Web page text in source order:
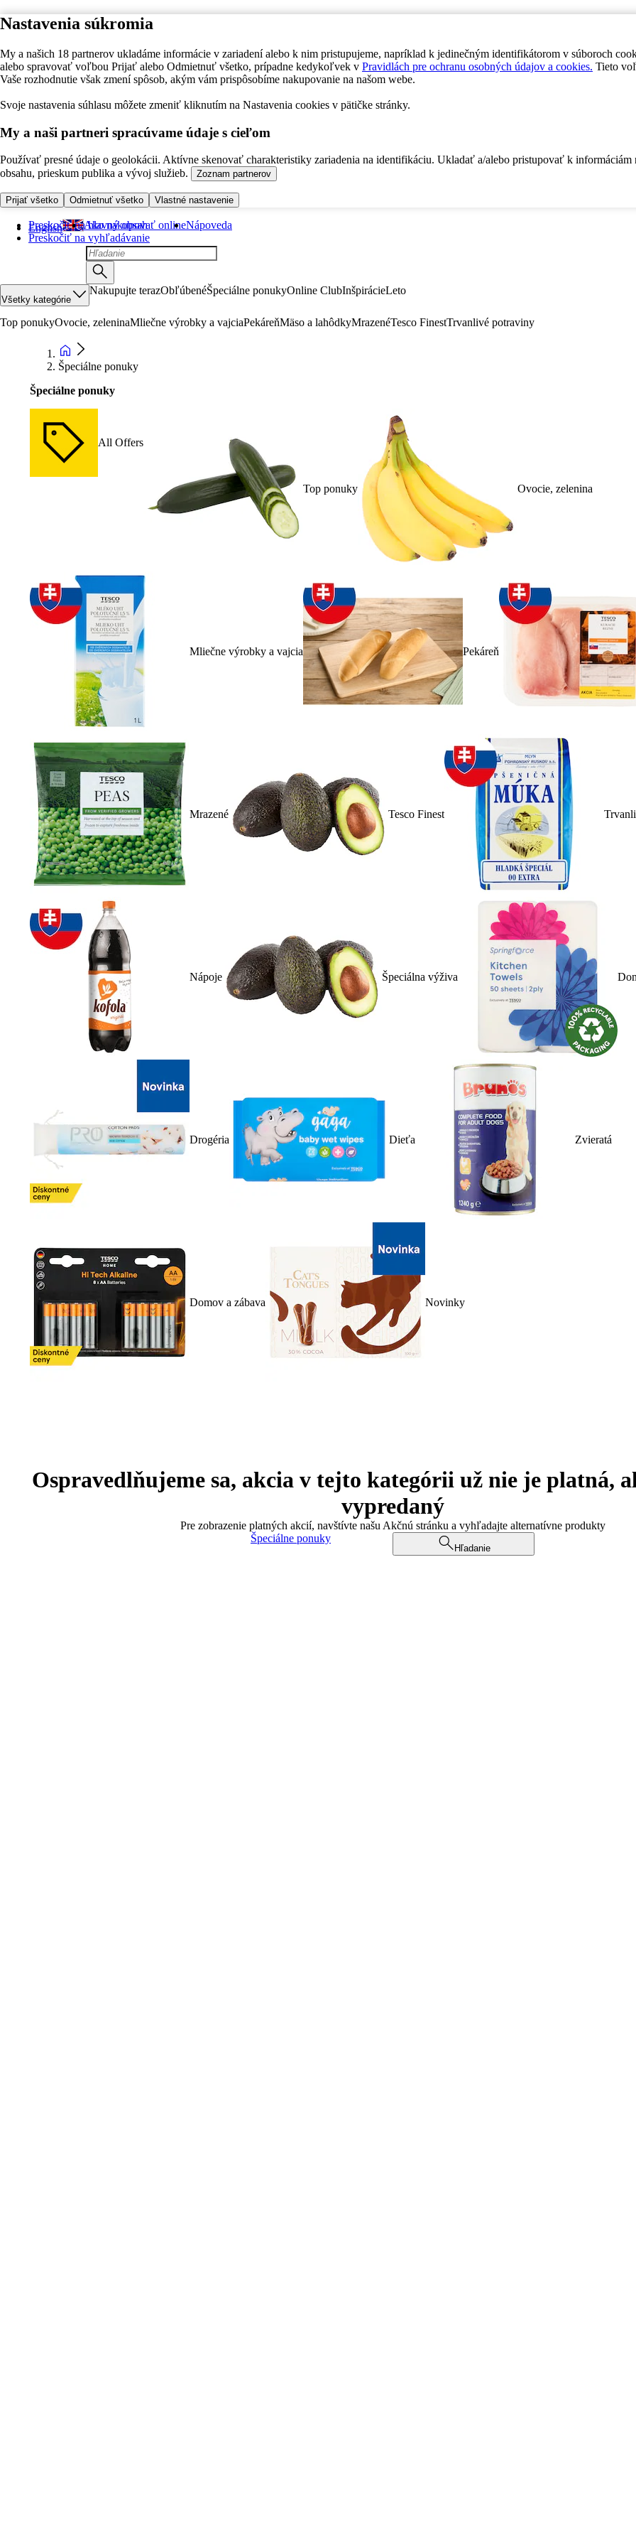
Nastavenia súkromia
My a našich 18 partnerov ukladáme informácie v zariadení alebo k nim pristupujeme, napríklad k jedinečným identifikátorom v súboroch
alebo spravovať voľbou Prijať alebo Odmietnuť všetko, prípadne kedykoľvek v Pravidlách pre ochranu osobných údajov a cookies. Tieto
Vaše rozhodnutie však zmení spôsob, akým vám prispôsobíme nakupovanie na našom webe.
Svoje nastavenia súhlasu môžete zmeniť kliknutím na Nastavenia cookies v pätičke stránky.
My a naši partneri spracúvame údaje s cieľom
Používať presné údaje o geolokácii. Aktívne skenovať charakteristiky zariadenia na identifikáciu. Ukladať a/alebo pristupovať k informáciám
obsahu, prieskum publika a vývoj služieb.
Zoznam partnerov
Prijať všetko Odmietnuť všetko Vlastné nastavenie
Preskočiť na hlavný obsah
Preskočiť na vyhľadávanie
English Ako nakupovať onlineNápoveda
Všetky kategórie
Nakupujte terazObľúbenéŠpeciálne ponukyOnline ClubInšpirácieLeto
Top ponukyOvocie, zeleninaMliečne výrobky a vajciaPekáreňMäso a lahôdkyMrazenéTesco FinestTrvanlivé potraviny
Špeciálne ponuky
Špeciálne ponuky
All Offers
Top ponuky Ovocie, zelenina
Mliečne výrobky a vajcia Pekáreň
Mrazené Tesco Finest
Nápoje Špeciálna výživa
Drogéria Dieťa Zvieratá
Domov a zábava Novinky
Ospravedlňujeme sa, akcia v tejto kategórii už nie je platná,
vypredaný
Pre zobrazenie platných akcií, navštívte našu Akčnú stránku a vyhľadajte alternatívne produkty
Špeciálne ponuky
Hľadanie